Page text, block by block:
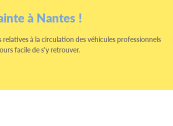
à Nantes !
à la circulation des véhicules professionnels
facile de s'y retrouver.